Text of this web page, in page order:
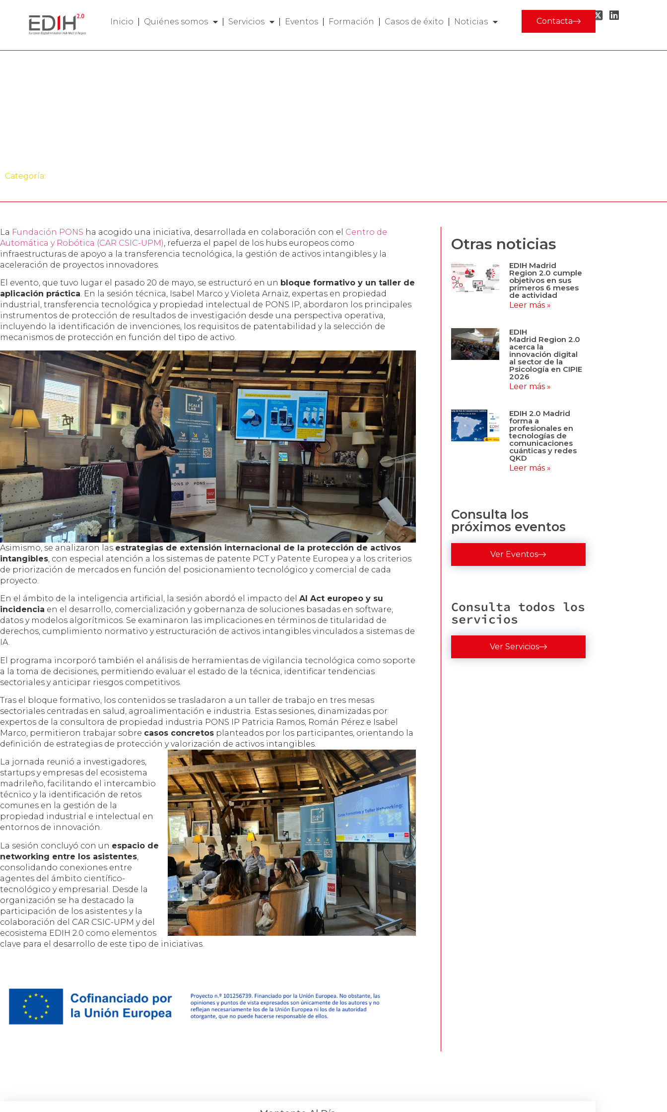
Inicio Quiénes somos Servicios Eventos Formación Casos de éxito Noticias Contacta
Categoría:
La Fundación PONS ha acogido una iniciativa, desarrollada en colaboración con el Centro de
Automática y Robótica (CAR CSIC-UPM), refuerza el papel de los hubs europeos como
infraestructuras de apoyo a la transferencia tecnológica, la gestión de activos intangibles y la
aceleración de proyectos innovadores.
El evento, que tuvo lugar el pasado 20 de mayo, se estructuró en un bloque formativo y un taller de
aplicación práctica. En la sesión técnica, Isabel Marco y Violeta Arnaiz, expertas en propiedad
industrial, transferencia tecnológica y propiedad intelectual de PONS IP, abordaron los principales
instrumentos de protección de resultados de investigación desde una perspectiva operativa,
incluyendo la identificación de invenciones, los requisitos de patentabilidad y la selección de
mecanismos de protección en función del tipo de activo.
Asimismo, se analizaron las estrategias de extensión internacional de la protección de activos
intangibles, con especial atención a los sistemas de patente PCT y Patente Europea y a los criterios
de priorización de mercados en función del posicionamiento tecnológico y comercial de cada
proyecto.
En el ámbito de la inteligencia artificial, la sesión abordó el impacto del AI Act europeo y su
incidencia en el desarrollo, comercialización y gobernanza de soluciones basadas en software,
datos y modelos algorítmicos. Se examinaron las implicaciones en términos de titularidad de
derechos, cumplimiento normativo y estructuración de activos intangibles vinculados a sistemas de
IA.
El programa incorporó también el análisis de herramientas de vigilancia tecnológica como soporte
a la toma de decisiones, permitiendo evaluar el estado de la técnica, identificar tendencias
sectoriales y anticipar riesgos competitivos.
Tras el bloque formativo, los contenidos se trasladaron a un taller de trabajo en tres mesas
sectoriales centradas en salud, agroalimentación e industria. Estas sesiones, dinamizadas por
expertos de la consultora de propiedad industria PONS IP Patricia Ramos, Román Pérez e Isabel
Marco, permitieron trabajar sobre casos concretos planteados por los participantes, orientando la
definición de estrategias de protección y valorización de activos intangibles.
La jornada reunió a investigadores,
startups y empresas del ecosistema
madrileño, facilitando el intercambio
técnico y la identificación de retos
comunes en la gestión de la
propiedad industrial e intelectual en
entornos de innovación.
La sesión concluyó con un espacio de
networking entre los asistentes,
consolidando conexiones entre
agentes del ámbito científico-
tecnológico y empresarial. Desde la
organización se ha destacado la
participación de los asistentes y la
colaboración del CAR CSIC-UPM y del
ecosistema EDIH 2.0 como elementos
clave para el desarrollo de este tipo de iniciativas.
Otras noticias
EDIH Madrid
Region 2.0 cumple
objetivos en sus
primeros 6 meses
de actividad
Leer más »
EDIH
Madrid Region 2.0
acerca la
innovación digital
al sector de la
Psicología en CIPIE
2026
Leer más »
EDIH 2.0 Madrid
forma a
profesionales en
tecnologías de
comunicaciones
cuánticas y redes
QKD
Leer más »
Consulta los
próximos eventos
Ver Eventos
Consulta todos los
servicios
Ver Servicios